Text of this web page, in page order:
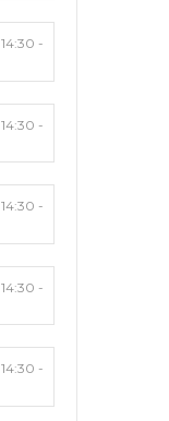
14:30 -
14:30 -
14:30 -
14:30 -
14:30 -